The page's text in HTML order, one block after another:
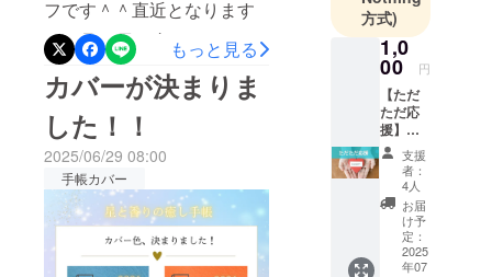
ます！占星術では春分は1年
のスタートともいうべき特
別なタイミングとなりま
す。今年は特に、3月19日魚
座新月→3月20日春分→水星
逆行終了・全天体順行とい
う特別な流れがあり、始ま
りのエネルギーがとても高
フです＾＾直近となります
が９月12日（金）のAM10
時〜とPM8時〜（60分）手
帳をご購入&amp;オープン
チャット参加の方に無料の
星のオンラインセミナーを
開催します！手帳を使いな
がら自分の持っている星と
向き合ったり社会の動きを
もっと見る
カバーが決まりま
した！！
2025/06/29 08:00
手帳カバー
フスタイル
を提案して
います。
2026年の大
転換期に向
けて、手帳
を通じた“未
来創造”の共
創をスター
方式)
1,0
00 円
【ただ
ただ応
援】
1,000円
星と香
りの手
帳プロ
ジェク
トを見
守って
くださ
支援
者：
4人
お届
け予
定：
2025
年07